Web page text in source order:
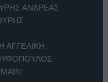
ΑΝΔΡΕΑΣ
ΑΓΓΕΛΙΚΗ